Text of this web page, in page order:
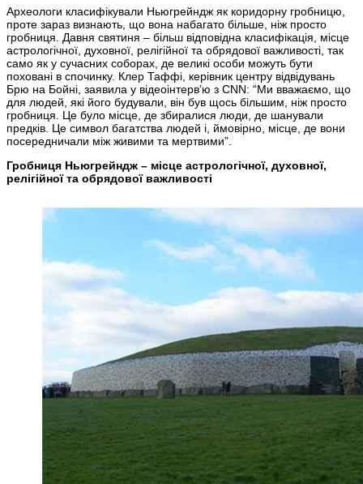
Археологи класифікували Ньюгрейндж як коридорну гробницю,
проте зараз визнають, що вона набагато більше, ніж просто
гробниця. Давня святиня – більш відповідна класифікація, місце
астрологічної, духовної, релігійної та обрядової важливості, так
само як у сучасних соборах, де великі особи можуть бути
поховані в спочинку. Клер Таффі, керівник центру відвідувань
Брю на Бойні, заявила у відеоінтерв’ю з CNN: “Ми вважаємо, що
для людей, які його будували, він був щось більшим, ніж просто
гробниця. Це було місце, де збиралися люди, де шанували
предків. Це символ багатства людей і, ймовірно, місце, де вони
посередничали між живими та мертвими”.
Гробниця Ньюгрейндж – місце астрологічної, духовної,
релігійної та обрядової важливості